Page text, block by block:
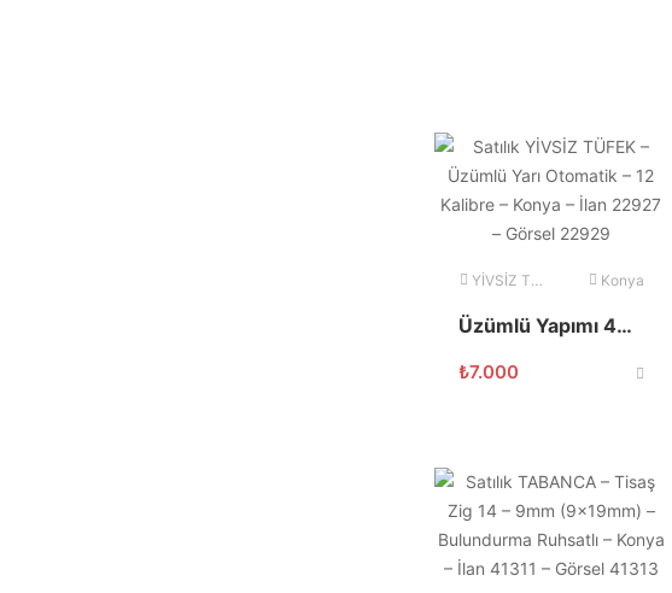
YİVSİZ TÜFEK Konya
Üzümlü Yapımı 4+1 Yarı Otomatik
₺7.000